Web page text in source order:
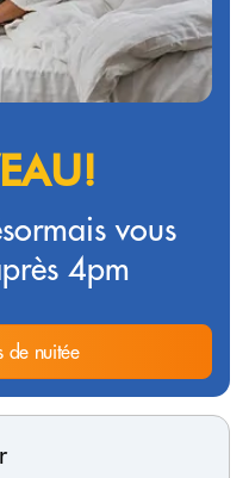
vous
4pm
de nuitée